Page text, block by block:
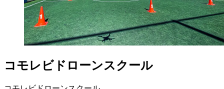
コモレビドローンスクール